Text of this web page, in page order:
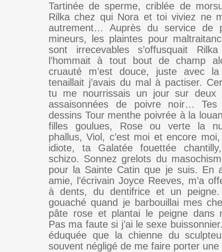
Tartinée de sperme, criblée de
Rilka chez qui Nora et toi viviez ne
autrement… Auprès du service de
mineurs, les plaintes pour
sont irrecevables s’offusquait
l’hommait à tout bout de champ
cruauté m’est douce, juste avec
tenaillait j’avais du mal à pactiser.
tu me nourrissais un jour sur deux
assaisonnées de poivre noir… Tes
dessins Tour menthe poivrée à la
filles goulues, Rose ou verte la
phallus, Viol, c’est moi et encore
idiote, ta Galatée fouettée
schizo. Sonnez grelots du
pour la Sainte Catin que je suis. En
amie, l’écrivain Joyce Reeves, m’a
à dents, du dentifrice et un peigne.
gouaché quand je barbouillai mes
pâte rose et plantai le peigne dans
Pas ma faute si j’ai le sexe
éduquée que la chienne du
souvent négligé de me faire porter une